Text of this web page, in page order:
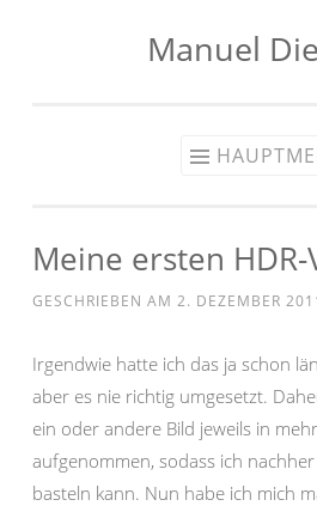
Manuel
Meine ersten HDR-
GESCHRIEBEN AM 2. DEZEMBER
Irgendwie hatte ich das ja schon
aber es nie richtig umgesetzt.
ein oder andere Bild jeweils in
aufgenommen, sodass ich
basteln kann. Nun habe ich mich